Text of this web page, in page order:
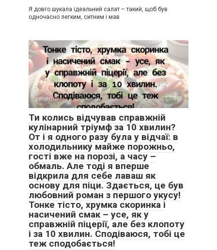
Я довго шукала ідеальний салат – такий, щоб був
одночасно легким, ситним і мав
рецепти 0
Ти колись відчував справжній
кулінарний тріумф за 10 хвилин?
От і я одного разу була у відчаї: в
холодильнику майже порожньо,
гості вже на порозі, а часу –
обмаль. Але тоді я вперше
відкрила для себе лаваш як
основу для піци. Здається, це був
любовний роман з першого укусу!
Тонке тісто, хрумка скоринка і
насичений смак – усе, як у
справжній піцерії, але без клопоту
і за 10 хвилин. Сподіваюся, тобі це
теж сподобається!